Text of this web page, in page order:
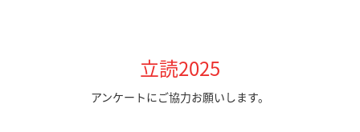
立読2025
アンケートにご協力お願いします。